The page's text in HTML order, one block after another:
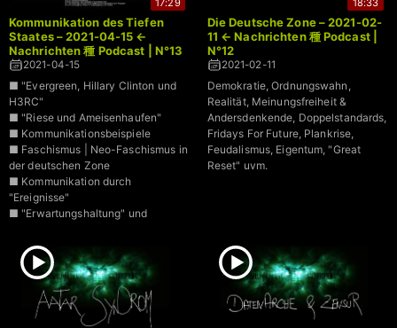
17:29
Kommunikation des Tiefen
Staates – 2021-04-15 ←
Nachrichten 種 Podcast | N°13
2021-04-15
■ "Evergreen, Hillary Clinton und
H3RC"
■ "Riese und Ameisenhaufen"
■ Kommunikationsbeispiele
■ Faschismus | Neo-Faschismus in
der deutschen Zone
■ Kommunikation durch
"Ereignisse"
■ "Erwartungshaltung" und
18:33
Die Deutsche Zone – 2021-02-
11 ← Nachrichten 種 Podcast |
N°12
2021-02-11
Demokratie, Ordnungswahn,
Realität, Meinungsfreiheit &
Andersdenkende, Doppelstandards,
Fridays For Future, Plankrise,
Feudalismus, Eigentum, "Great
Reset" uvm.